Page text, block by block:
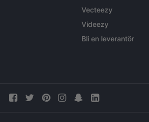
Vecteezy
Videezy
Bli en leverantör